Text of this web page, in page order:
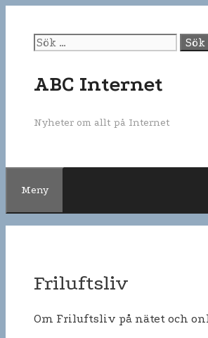
innehåll
Sök
efter:
ABC Internet
Nyheter om allt på Internet
Meny
Friluftsliv
Om Friluftsliv på nätet och